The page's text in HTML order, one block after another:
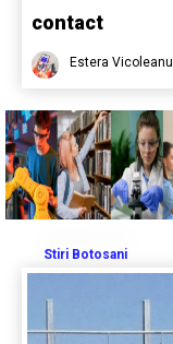
contact
Estera Vicoleanu
Stiri Botosani